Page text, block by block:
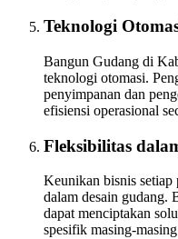
Teknologi
Bangun Gudang di
teknologi otomasi.
penyimpanan dan
efisiensi operasional
Fleksibilitas
Keunikan bisnis setiap
dalam desain gudang.
dapat menciptakan
spesifik masing-